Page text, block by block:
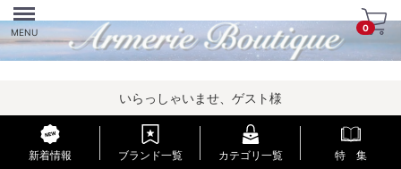
Menu
MENU 0
いらっしゃいませ、ゲスト様
新着情報 ブランド一覧 カテゴリ一覧 特 集